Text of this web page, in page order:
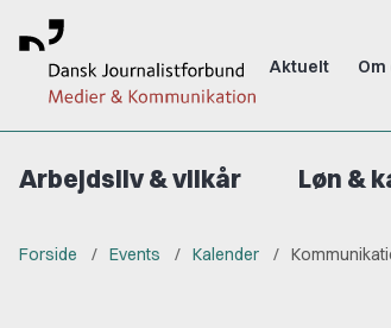
Aktuelt Om
Arbejdsliv & vilkår Løn &
Forside Events Kalender